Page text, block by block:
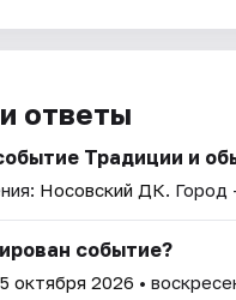
ответы
Традиции и
Носовский ДК. Город
событие?
октября 2026 •